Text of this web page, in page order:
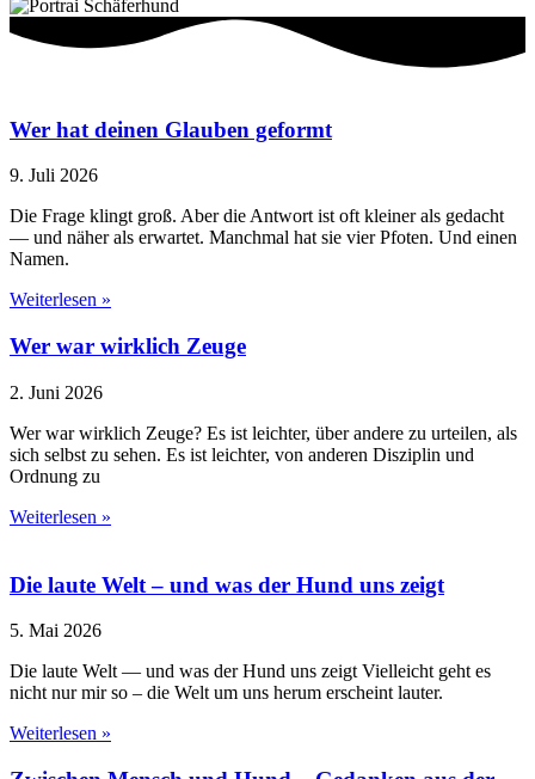
Wer hat deinen Glauben geformt
9. Juli 2026
Die Frage klingt groß. Aber die Antwort ist oft kleiner als gedacht
— und näher als erwartet. Manchmal hat sie vier Pfoten. Und einen
Namen.
Weiterlesen »
Wer war wirklich Zeuge
2. Juni 2026
Wer war wirklich Zeuge? Es ist leichter, über andere zu urteilen, als
sich selbst zu sehen. Es ist leichter, von anderen Disziplin und
Ordnung zu
Weiterlesen »
Die laute Welt – und was der Hund uns zeigt
5. Mai 2026
Die laute Welt — und was der Hund uns zeigt Vielleicht geht es
nicht nur mir so – die Welt um uns herum erscheint lauter.
Weiterlesen »